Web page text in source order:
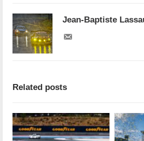
Jean-Baptiste
Related posts